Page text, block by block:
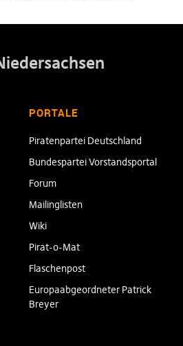
PORTALE
Piratenpartei Deutschland
Bundespartei Vorstandsportal
Forum
Mailinglisten
Wiki
Pirat-o-Mat
Flaschenpost
Europaabgeordneter Patrick
Breyer